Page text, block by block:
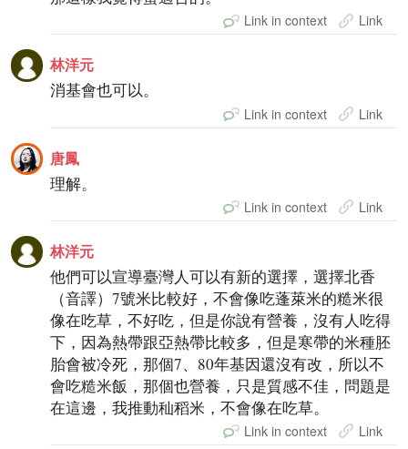
Link in context Link
林洋元
消基會也可以。
Link in context Link
唐鳳
理解。
Link in context Link
林洋元
他們可以宣導臺灣人可以有新的選擇，選擇北香
（音譯）7號米比較好，不會像吃蓬萊米的糙米很
像在吃草，不好吃，但是你說有營養，沒有人吃得
下，因為熱帶跟亞熱帶比較多，但是寒帶的米種胚
胎會被冷死，那個7、80年基因還沒有改，所以不
會吃糙米飯，那個也營養，只是質感不佳，問題是
在這邊，我推動秈稻米，不會像在吃草。
Link in context Link